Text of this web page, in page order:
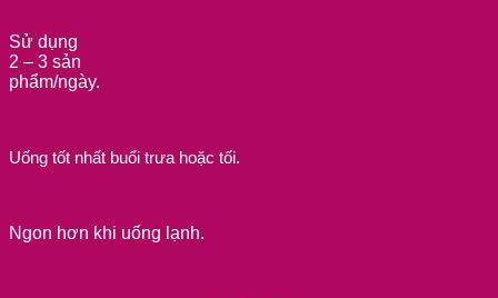
Sử dụng
2 – 3 sản
phẩm/ngày.
Uống tốt nhất buổi trưa hoặc tối.
Ngon hơn khi uống lạnh.